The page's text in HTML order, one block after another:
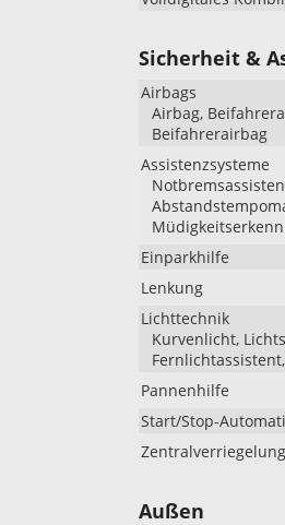
Sicherheit &
Airbags
Airbag,
Beifahrerairbag
Assistenzsysteme
Einparkhilfe
Lenkung
Lichttechnik
Kurvenlicht,
Pannenhilfe
Start/Stop-
Zentralverriegelung
Außen